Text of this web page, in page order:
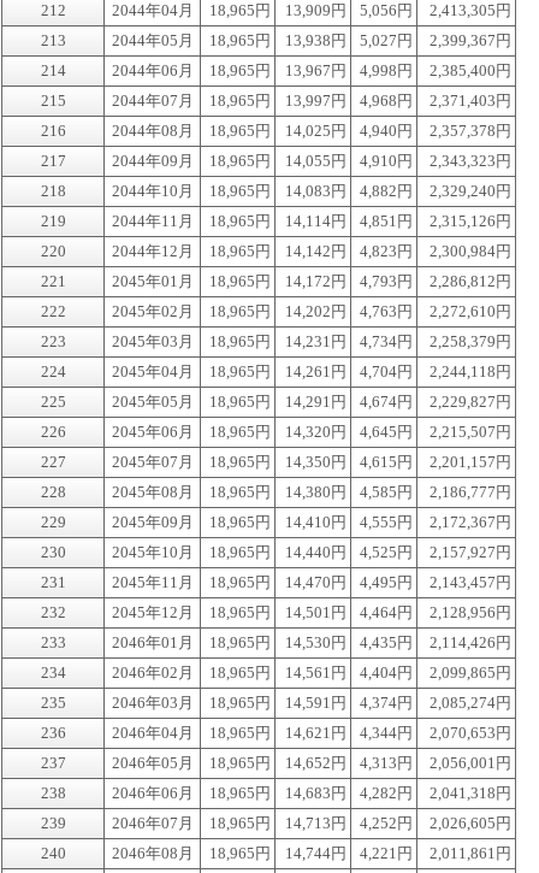
212
2044年04月 18,965円 13,909円 5,056円
2,413,305円
213
2044年05月 18,965円 13,938円 5,027円
2,399,367円
214
2044年06月 18,965円 13,967円 4,998円
2,385,400円
215
2044年07月 18,965円 13,997円 4,968円
2,371,403円
216
2044年08月 18,965円 14,025円 4,940円
2,357,378円
217
2044年09月 18,965円 14,055円 4,910円
2,343,323円
218
2044年10月 18,965円 14,083円 4,882円
2,329,240円
219
2044年11月 18,965円 14,114円 4,851円
2,315,126円
220
2044年12月 18,965円 14,142円 4,823円
2,300,984円
221
2045年01月 18,965円 14,172円 4,793円
2,286,812円
222
2045年02月 18,965円 14,202円 4,763円
2,272,610円
223
2045年03月 18,965円 14,231円 4,734円
2,258,379円
224
2045年04月 18,965円 14,261円 4,704円
2,244,118円
225
2045年05月 18,965円 14,291円 4,674円
2,229,827円
226
2045年06月 18,965円 14,320円 4,645円
2,215,507円
227
2045年07月 18,965円 14,350円 4,615円
2,201,157円
228
2045年08月 18,965円 14,380円 4,585円
2,186,777円
229
2045年09月 18,965円 14,410円 4,555円
2,172,367円
230
2045年10月 18,965円 14,440円 4,525円
2,157,927円
231
2045年11月 18,965円 14,470円 4,495円
2,143,457円
232
2045年12月 18,965円 14,501円 4,464円
2,128,956円
233
2046年01月 18,965円 14,530円 4,435円
2,114,426円
234
2046年02月 18,965円 14,561円 4,404円
2,099,865円
235
2046年03月 18,965円 14,591円 4,374円
2,085,274円
236
2046年04月 18,965円 14,621円 4,344円
2,070,653円
237
2046年05月 18,965円 14,652円 4,313円
2,056,001円
238
2046年06月 18,965円 14,683円 4,282円
2,041,318円
239
2046年07月 18,965円 14,713円 4,252円
2,026,605円
240
2046年08月 18,965円 14,744円 4,221円 2,011,861円